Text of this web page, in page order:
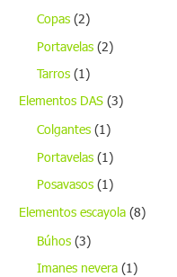
Copas (2)
Portavelas (2)
Tarros (1)
Elementos DAS (3)
Colgantes (1)
Portavelas (1)
Posavasos (1)
Elementos escayola (8)
Búhos (3)
Imanes nevera (1)